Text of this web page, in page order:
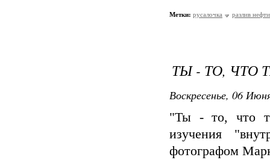
Метки: русалочка разлив нефти
ТЫ - ТО, ЧТО
Воскресенье, 06
"Ты - то, что
изучения
фотографом